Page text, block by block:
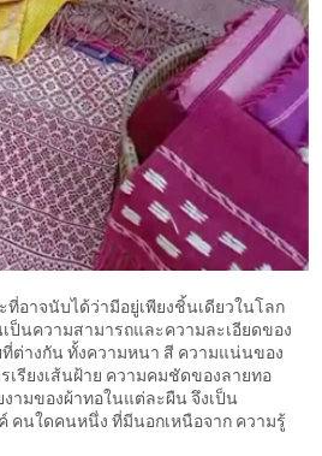
ที่อาจนับได้ว่ามีอยู่เพียงชิ้นเดียวในโลก
ป็นความสามารถและความละเอียดของ
ต่างกัน ทั้งความหนา สี ความแน่นของ
เรียงเส้นฝ้าย ความคมชัดของลายทอ
ามของผ้าทอในแต่ละผืน จึงเป็น
คนใดคนหนึ่ง ที่มีนอกเหนือจาก ความรู้